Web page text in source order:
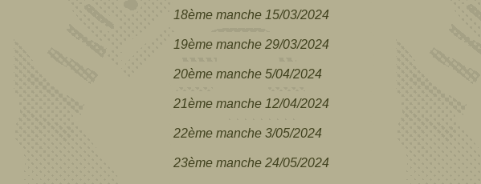
18ème manche 15/03/2024
19ème manche 29/03/2024
20ème manche 5/04/2024
21ème manche 12/04/2024
22ème manche 3/05/2024
23ème manche 24/05/2024